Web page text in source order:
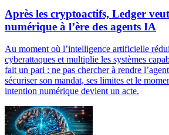
Après les cryptoactifs, Ledger
numérique à l’ère des agents IA
Au moment où l’intelligence artificielle
cyberattaques et multiplie les systèmes
fait un pari : ne pas chercher à rendre
sécuriser son mandat, ses limites et le
intention numérique devient un acte.